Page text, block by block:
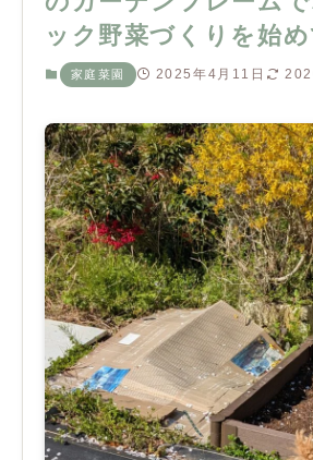
ック野菜づくりを始
家庭菜園 2025年4月11日